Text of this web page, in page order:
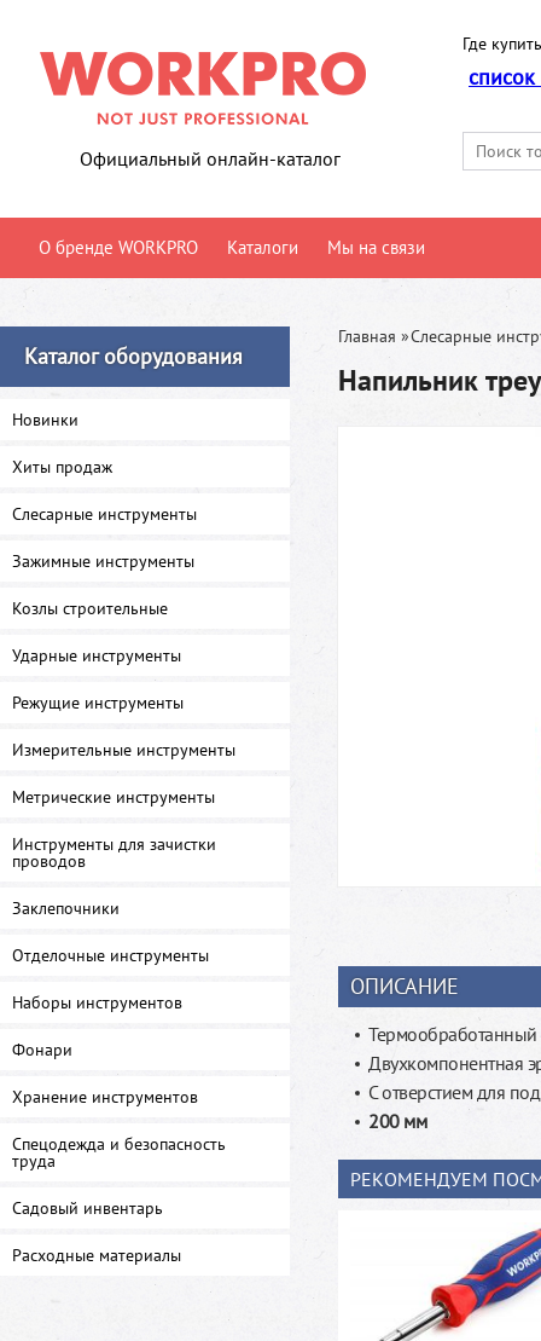
Официальный онлайн-каталог
Где
О бренде WORKPRO Каталоги Мы на связи
Каталог оборудования
Новинки
Хиты продаж
Слесарные инструменты
Зажимные инструменты
Козлы строительные
Ударные инструменты
Режущие инструменты
Измерительные инструменты
Метрические инструменты
Инструменты для зачистки
проводов
Заклепочники
Отделочные инструменты
Наборы инструментов
Фонари
Хранение инструментов
Спецодежда и безопасность
труда
Садовый инвентарь
Расходные материалы
Главная »Слесарные
Напильник
ОПИСАНИЕ
Термообработанный
Двухкомпонентная
С отверстием для
200 мм
РЕКОМЕНДУЕМ